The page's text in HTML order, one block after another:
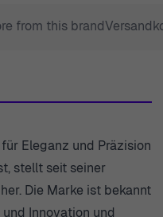
from this brand
Eleganz und Präzision
stellt seit seiner
Die Marke ist bekannt
Innovation und